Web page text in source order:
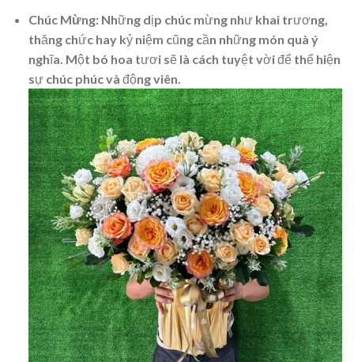
Chúc Mừng: Những dịp chúc mừng như khai trương,
thăng chức hay kỷ niệm cũng cần những món quà ý
nghĩa. Một bó hoa tươi sẽ là cách tuyệt vời để thể hiện
sự chúc phúc và động viên.